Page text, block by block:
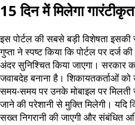
15 दिन में मिलेगा
इस पोर्टल की सबसे बड़ी विशेषता इसकी
गुप्ता ने स्पष्ट किया कि पोर्टल पर दर्ज
अंदर सुनिश्चित किया जाएगा। सरकार
जवाबदेह बनाना है। शिकायतकर्ताओं
समय-समय पर उनके मोबाइल पर मिलती
जाने की परेशानी से मुक्ति मिलेगी। यदि
सख्त निगरानी की जाएगी और संबंधित